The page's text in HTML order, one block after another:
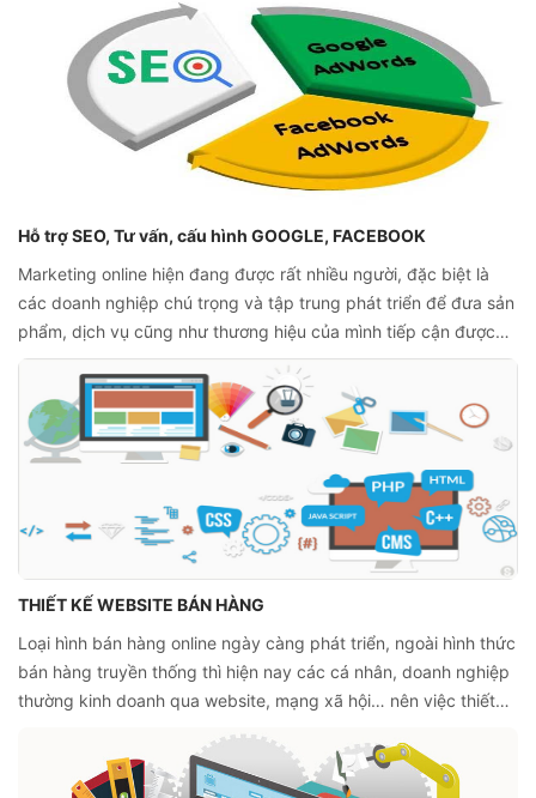
Hỗ trợ SEO, Tư vấn, cấu hình GOOGLE, FACEBOOK
Marketing online hiện đang được rất nhiều người, đặc biệt là
các doanh nghiệp chú trọng và tập trung phát triển để đưa sản
phẩm, dịch vụ cũng như thương hiệu của mình tiếp cận được
thị trường. Trong đó, những công việc tiêu biểu như SEO,
quảng cáo facebook, google hay email marketing… chính là
chiến lược thiết yếu.
THIẾT KẾ WEBSITE BÁN HÀNG
Loại hình bán hàng online ngày càng phát triển, ngoài hình thức
bán hàng truyền thống thì hiện nay các cá nhân, doanh nghiệp
thường kinh doanh qua website, mạng xã hội… nên việc thiết
hiệu quả. Nắm rõ được xu hướng này, Stackgoo đã nỗ lực
mang đến giải pháp thiết kế website bán hàng phù hợp với mọi